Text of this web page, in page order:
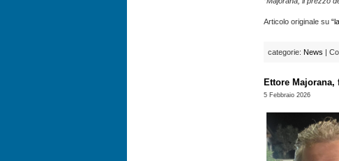
Articolo originale su
categorie: News |
Ettore
5 Febbraio 2026